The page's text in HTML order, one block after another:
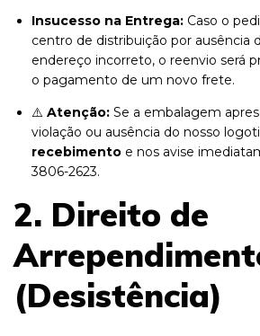
Insucesso na Entrega: Caso o
centro de distribuição por ausência
endereço incorreto, o reenvio será
o pagamento de um novo frete.
⚠️ Atenção: Se a embalagem
violação ou ausência do nosso
recebimento e nos avise
3806-2623.
2. Direito de
(Desistência)